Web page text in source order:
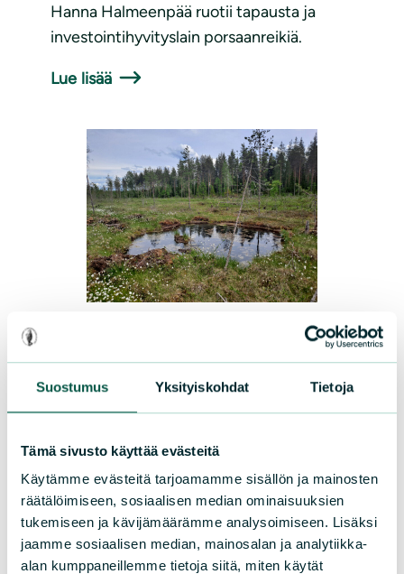
Suostumus Yksityiskohdat Tietoja
Tämä sivusto käyttää evästeitä
Käytämme evästeitä tarjoamamme sisällön ja mainosten
räätälöimiseen, sosiaalisen median ominaisuuksien
tukemiseen ja kävijämäärämme analysoimiseen. Lisäksi
jaamme sosiaalisen median, mainosalan ja analytiikka-
alan kumppaneillemme tietoja siitä, miten käytät
Hanna Halmeenpää ruotii tapausta ja
investointihyvityslain porsaanreikiä.
Lue lisää
Sarasuon luonto elpyy vauhdilla
Lapinlahdella sijaitsevan Sarasuon
elpyminen on onnistunut yli odotusten.
Vielä hetki sitten rutikuiva ja ojitettu suo
on palautunut parissa vuodessa vetiseksi
keitaaksi. Piirla Oy tukee
Luonnonsuojeluliiton työtä luonnon